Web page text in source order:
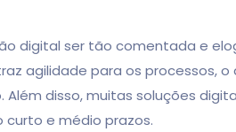
digital ser tão comentada e
agilidade para os processos, o
disso, muitas soluções
e médio prazos.